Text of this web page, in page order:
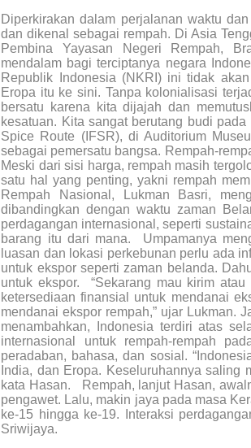
Diperkirakan dalam perjalanan waktu
dan dikenal sebagai rempah. Di Asia
Pembina Yayasan Negeri Rempah,
mendalam bagi terciptanya negara
Republik Indonesia (NKRI) ini tidak
Eropa itu ke sini. Tanpa kolonialisasi
bersatu karena kita dijajah dan
kesatuan. Kita sangat berutang budi
Spice Route (IFSR), di Auditorium
sebagai pemersatu bangsa. Rempah-
Meski dari sisi harga, rempah masih
satu hal yang penting, yakni rempah
Rempah Nasional, Lukman Basri,
dibandingkan dengan waktu zaman
perdagangan internasional, seperti
barang itu dari mana. Umpamanya
luasan dan lokasi perkebunan perlu ada
untuk ekspor seperti zaman belanda.
untuk ekspor. “Sekarang mau kirim
ketersediaan finansial untuk mendanai
mendanai ekspor rempah,” ujar Lukman.
menambahkan, Indonesia terdiri atas
internasional untuk rempah-rempah
peradaban, bahasa, dan sosial.
India, dan Eropa. Keseluruhannya saling
kata Hasan. Rempah, lanjut Hasan,
pengawet. Lalu, makin jaya pada masa
ke-15 hingga ke-19. Interaksi
Sriwijaya.